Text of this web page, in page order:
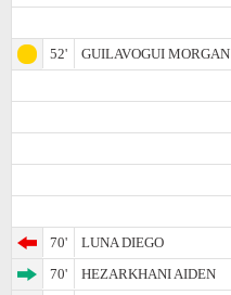
52'
GUILAVOGUI MORGAN
70'
LUNA DIEGO
70'
HEZARKHANI AIDEN